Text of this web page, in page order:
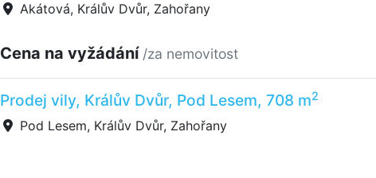
Akátová, Králův Dvůr, Zahořany
Cena na vyžádání /za nemovitost
Prodej vily, Králův Dvůr, Pod Lesem, 708 m2
Pod Lesem, Králův Dvůr, Zahořany